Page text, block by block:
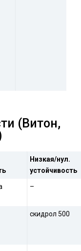
(Витон,
Низкая/нул.
устойчивость
–
скидрол 500